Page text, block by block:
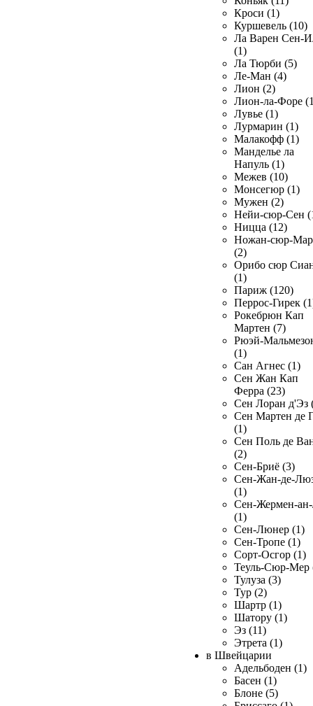
Кроси (1)
Куршевель (10)
Ла Варен Сен-
(1)
Ла Тюрби (5)
Ле-Ман (4)
Лион (2)
Лион-ла-Форе
Лувье (1)
Лурмарин (1)
Малакофф (1)
Манделье ла
Напуль (1)
Межев (10)
Монсегюр (1)
Мужен (2)
Нейи-сюр-Сен
Ницца (12)
Ножан-сюр-
(2)
Орибо сюр
(1)
Париж (120)
Перрос-Гирек
Рокебрюн Кап
Мартен (7)
Рюэй-
(1)
Сан Агнес (1)
Сен Жан Кап
Ферра (23)
Сен Лоран д'Эз
Сен Мартен де
(1)
Сен Поль де
(2)
Сен-Бриё (3)
Сен-Жан-де-
(1)
Сен-Жермен-
(1)
Сен-Люнер (1)
Сен-Тропе (1)
Сорт-Осгор (1)
Теуль-Сюр-Мер
Тулуза (3)
Тур (2)
Шартр (1)
Шатору (1)
Эз (11)
Этрета (1)
в Швейцарии
Адельбоден (1)
Басен (1)
Блоне (5)